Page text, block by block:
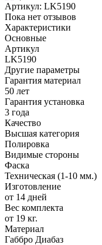
Артикул: LK5190
Пока нет отзывов
Характеристики
Основные
Артикул
LK5190
Другие параметры
Гарантия материал
50 лет
Гарантия установка
3 года
Качество
Высшая категория
Полировка
Видимые стороны
Фаска
Техническая (1-10 мм.)
Изготовление
от 14 дней
Вес комплекта
от 19 кг.
Материал
Габбро Диабаз